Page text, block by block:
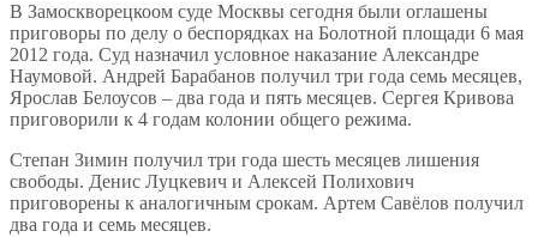
В Замоскворецкоом суде Москвы сегодня были оглашены
приговоры по делу о беспорядках на Болотной площади 6 мая
2012 года. Суд назначил условное наказание Александре
Наумовой. Андрей Барабанов получил три года семь месяцев,
Ярослав Белоусов – два года и пять месяцев. Сергея Кривова
приговорили к 4 годам колонии общего режима.
Степан Зимин получил три года шесть месяцев лишения
свободы. Денис Луцкевич и Алексей Полихович
приговорены к аналогичным срокам. Артем Савёлов получил
два года и семь месяцев.